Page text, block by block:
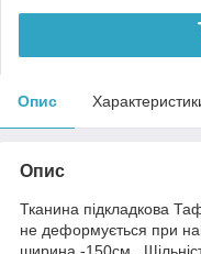
Опис
Опис
Тканина підкладкова
не деформується при
ширина -150см .